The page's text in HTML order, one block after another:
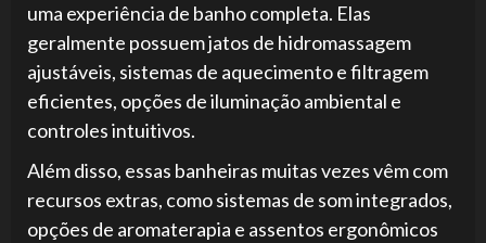
uma experiência de banho completa. Elas
geralmente possuem jatos de hidromassagem
ajustáveis, sistemas de aquecimento e filtragem
eficientes, opções de iluminação ambiental e
controles intuitivos.
Além disso, essas banheiras muitas vezes vêm com
recursos extras, como sistemas de som integrados,
opções de aromaterapia e assentos ergonômicos